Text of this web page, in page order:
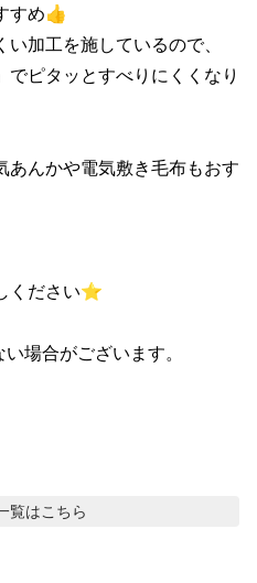
すめ👍
加工を施しているので、
でピタッとすべりにくくなり
あんかや電気敷き毛布もおす
ください⭐️
場合がございます。
覧はこちら